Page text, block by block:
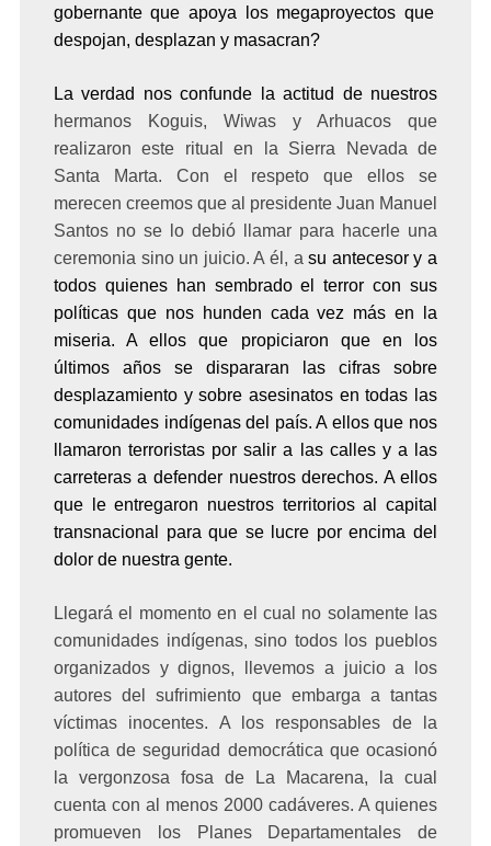
gobernante que apoya los megaproyectos que
despojan, desplazan y masacran?
La verdad nos confunde la actitud de nuestros
hermanos
Koguis, Wiwas y Arhuacos que
realizaron este ritual en la Sierra Nevada de
Santa Marta. Con el respeto que ellos se
merecen creemos que al presidente Juan Manuel
Santos no se lo debió llamar para hacerle una
ceremonia sino un juicio. A él, a su antecesor y a
todos quienes han sembrado el terror con sus
políticas que nos hunden cada vez más en la
miseria. A ellos que propiciaron que en los
últimos años se dispararan las cifras sobre
desplazamiento y sobre asesinatos en todas las
comunidades indígenas del país. A ellos que nos
llamaron terroristas por salir a las calles y a las
carreteras a defender nuestros derechos. A ellos
que le entregaron nuestros territorios al capital
transnacional para que se lucre por encima del
dolor de nuestra gente.
Llegará el momento en el cual no solamente las
comunidades indígenas, sino todos los pueblos
organizados y dignos, llevemos a juicio a los
autores del sufrimiento que embarga a tantas
víctimas inocentes. A los responsables de la
política de seguridad democrática que ocasionó
la vergonzosa fosa de La Macarena, la cual
cuenta con al menos 2000 cadáveres. A quienes
promueven los Planes Departamentales de